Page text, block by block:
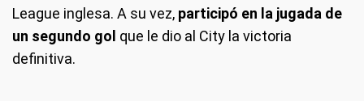
League inglesa. A su vez, participó en la jugada de
un segundo gol que le dio al City la victoria
definitiva.